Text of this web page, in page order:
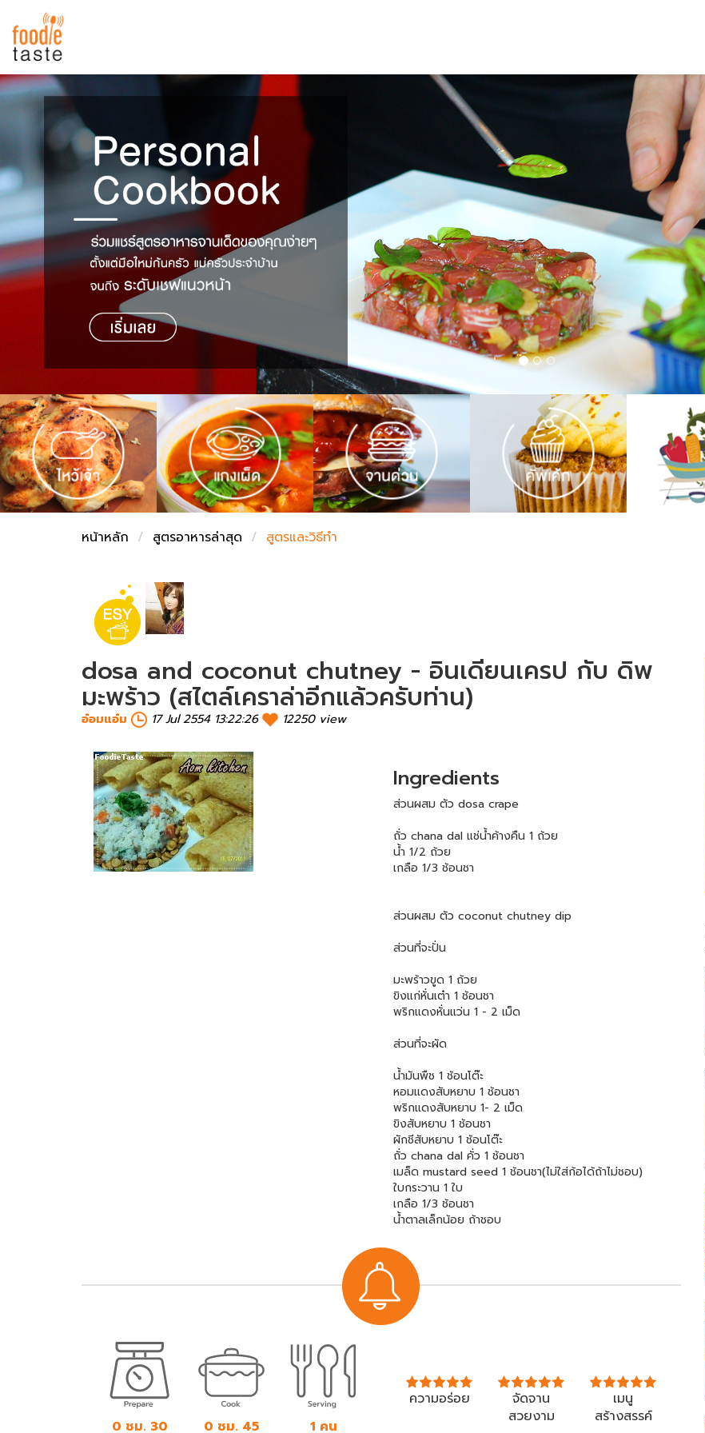
สูตรอาหาร
สูตรอาหารล่าสุด
Top Foodie
พาไปชิม
สารพันก้นครัว
เคล็ดลับน่ารู้
เปรียบเทียบหน่วยการตวง
เปรียบเทียบอุณหภูมิ
เปรียบเทียบน้ำหนักวัตถุดิบ
ชั่งตวงเนย
FoodPedia
สร้าง Cookbook
หน้าหลัก สูตรอาหารล่าสุด สูตรและวิธีทำ
dosa and coconut chutney - อินเดียนเครป กับ ดิพ
มะพร้าว (สไตล์เคราล่าอีกแล้วครับท่าน)
อ๋อมแอ๋ม 17 Jul 2554 13:22:26 12250 view
Ingredients
ส่วนผสม ตัว dosa crape
ถั่ว chana dal แช่น้ำค้างคืน 1 ถ้วย
น้ำ 1/2 ถ้วย
เกลือ 1/3 ช้อนชา
ส่วนผสม ตัว coconut chutney dip
ส่วนที่จะปั่น
มะพร้าวขูด 1 ถ้วย
ขิงแก่หั่นเต๋า 1 ช้อนชา
พริกแดงหั่นแว่น 1 - 2 เม็ด
ส่วนที่จะผัด
น้ำมันพืช 1 ช้อนโต๊ะ
หอมแดงสับหยาบ 1 ช้อนชา
พริกแดงสับหยาบ 1- 2 เม็ด
ขิงสับหยาบ 1 ช้อนชา
ผักชีสับหยาบ 1 ช้อนโต๊ะ
ถั่ว chana dal คั่ว 1 ช้อนชา
เมล็ด mustard seed 1 ช้อนชา(ไม่ใส่ก้อได้ถ้าไม่ชอบ)
ใบกระวาน 1 ใบ
เกลือ 1/3 ช้อนชา
น้ำตาลเล็กน้อย ถ้าชอบ
0 ชม. 30 0 ชม. 45 1 คน
ความอร่อย
จัดจาน
สวยงาม
เมนู
สร้างสรรค์